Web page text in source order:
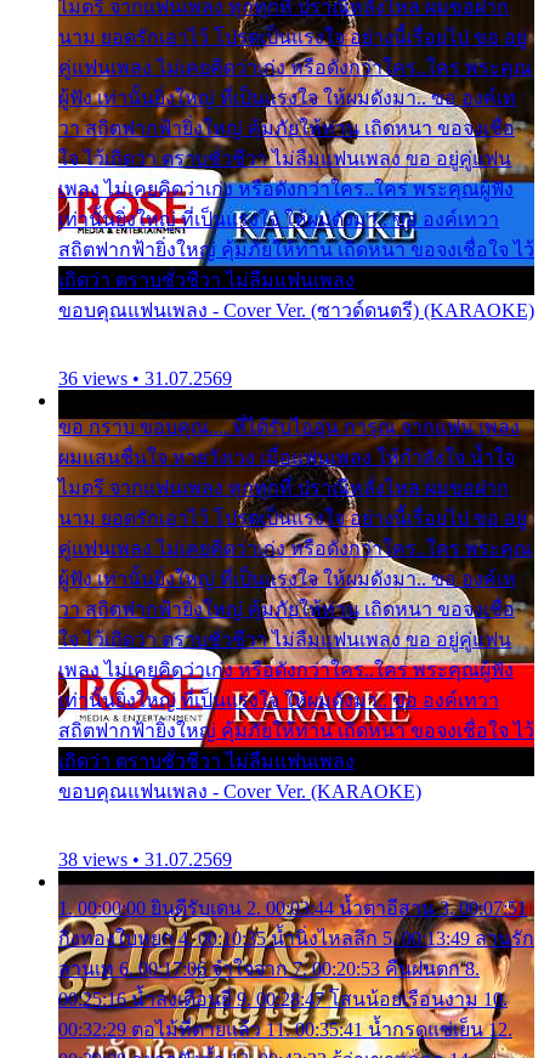
ไมตรี จากแฟนเพลง ทุกทุกที่ ปราณีหลั่งไหล ผมขอฝาก
นาม ยอดรักเอาไว้ โปรดเป็นแรงใจ อย่างนี้เรื่อยไป ขอ อยู่
คู่แฟนเพลง ไม่เคยคิดว่าเก่ง หรือดังกว่าใคร..ใคร พระคุณ
ผู้ฟัง เท่านั้นยิ่งใหญ่ ที่เป็นแรงใจ ให้ผมดังมา.. ขอ องค์เท
วา สถิตฟากฟ้ายิ่งใหญ่ คุ้มภัยให้ท่าน เถิดหนา ขอจงเชื่อ
ใจ ไว้เถิดว่า ตราบชั่วชีวา ไม่ลืมแฟนเพลง ขอ อยู่คู่แฟน
เพลง ไม่เคยคิดว่าเก่ง หรือดังกว่าใคร..ใคร พระคุณผู้ฟัง
เท่านั้นยิ่งใหญ่ ที่เป็นแรงใจ ให้ผมดังมา.. ขอ องค์เทวา
สถิตฟากฟ้ายิ่งใหญ่ คุ้มภัยให้ท่าน เถิดหนา ขอจงเชื่อใจ ไว้
เถิดว่า ตราบชั่วชีวา ไม่ลืมแฟนเพลง
ขอบคุณแฟนเพลง - Cover Ver. (ซาวด์ดนตรี) (KARAOKE)
36 views • 31.07.2569
ขอ กราบ ขอบคุณ.... ที่ได้รับไออุ่น การุณ จากแฟน เพลง
ผมแสนชื่นใจ หายวังเวง เมื่อแฟนเพลง ให้กำลังใจ น้ำใจ
ไมตรี จากแฟนเพลง ทุกทุกที่ ปราณีหลั่งไหล ผมขอฝาก
นาม ยอดรักเอาไว้ โปรดเป็นแรงใจ อย่างนี้เรื่อยไป ขอ อยู่
คู่แฟนเพลง ไม่เคยคิดว่าเก่ง หรือดังกว่าใคร..ใคร พระคุณ
ผู้ฟัง เท่านั้นยิ่งใหญ่ ที่เป็นแรงใจ ให้ผมดังมา.. ขอ องค์เท
วา สถิตฟากฟ้ายิ่งใหญ่ คุ้มภัยให้ท่าน เถิดหนา ขอจงเชื่อ
ใจ ไว้เถิดว่า ตราบชั่วชีวา ไม่ลืมแฟนเพลง ขอ อยู่คู่แฟน
เพลง ไม่เคยคิดว่าเก่ง หรือดังกว่าใคร..ใคร พระคุณผู้ฟัง
เท่านั้นยิ่งใหญ่ ที่เป็นแรงใจ ให้ผมดังมา.. ขอ องค์เทวา
สถิตฟากฟ้ายิ่งใหญ่ คุ้มภัยให้ท่าน เถิดหนา ขอจงเชื่อใจ ไว้
เถิดว่า ตราบชั่วชีวา ไม่ลืมแฟนเพลง
ขอบคุณแฟนเพลง - Cover Ver. (KARAOKE)
38 views • 31.07.2569
1. 00:00:00 ยินดีรับเดน 2. 00:03:44 น้ำตาอีสาน 3. 00:07:51
กิ่งทองใบหยก 4. 00:10:35 น้ำนิ่งไหลลึก 5. 00:13:49 ลานรัก
ลานเท 6. 00:17:06 จำใจจาก 7. 00:20:53 คืนฝนตก 8.
00:25:16 น้ำลงเดือนยี่ 9. 00:28:47 โสนน้อยเรือนงาม 10.
00:32:29 ตอไม้ที่ตายแล้ว 11. 00:35:41 น้ำกรดแช่เย็น 12.